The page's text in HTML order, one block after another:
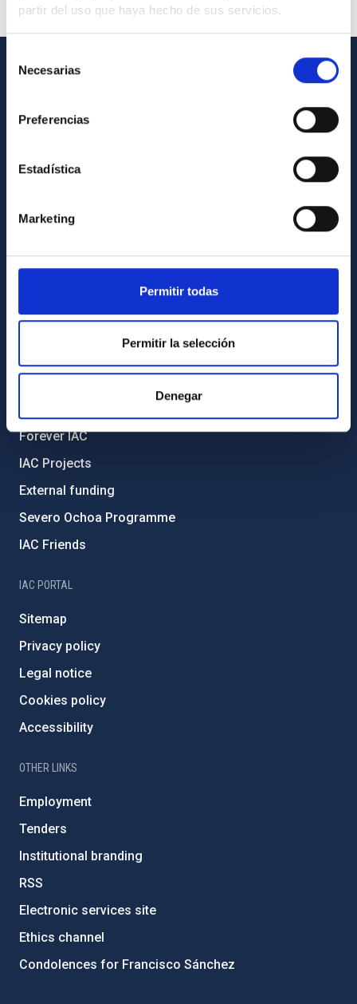
partir del uso que haya hecho de sus servicios.
Necesarias
Preferencias
Estadística
Marketing
Permitir todas
Permitir la selección
Denegar
Contact
List of personnel
General register
ABOUT THE IAC
Transparency
Forever IAC
IAC Projects
External funding
Severo Ochoa Programme
IAC Friends
IAC PORTAL
Sitemap
Privacy policy
Legal notice
Cookies policy
Accessibility
OTHER LINKS
Employment
Tenders
Institutional branding
RSS
Electronic services site
Ethics channel
Condolences for Francisco Sánchez